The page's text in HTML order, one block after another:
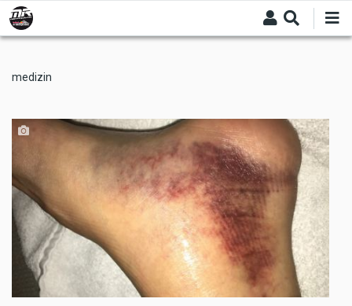
Skip
to
main
medizin